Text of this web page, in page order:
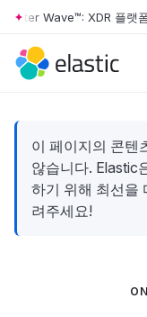
Skip to main content
Wave™: XDR 플랫폼
이 페이지의 콘텐
않습니다. Elastic
하기 위해 최선을
려주세요!